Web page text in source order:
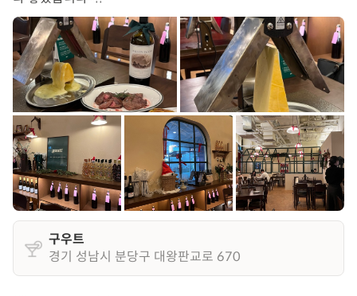
구우트
경기 성남시 분당구 대왕판교로 670